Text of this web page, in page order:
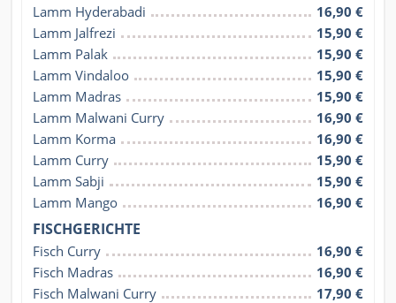
Lamm Hyderabadi
16,90 €
Lamm Jalfrezi
15,90 €
Lamm Palak
15,90 €
Lamm Vindaloo
15,90 €
Lamm Madras
15,90 €
Lamm Malwani Curry
16,90 €
Lamm Korma
16,90 €
Lamm Curry
15,90 €
Lamm Sabji
15,90 €
Lamm Mango
16,90 €
FISCHGERICHTE
Fisch Curry
16,90 €
Fisch Madras
16,90 €
Fisch Malwani Curry
17,90 €